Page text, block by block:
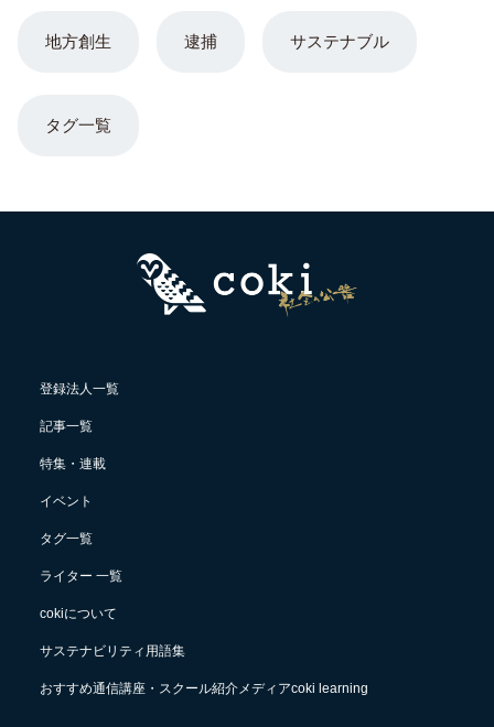
地方創生 逮捕 サステナブル
タグ一覧
登録法人一覧
記事一覧
特集・連載
イベント
タグ一覧
ライター 一覧
cokiについて
サステナビリティ用語集
おすすめ通信講座・スクール紹介メディアcoki learning